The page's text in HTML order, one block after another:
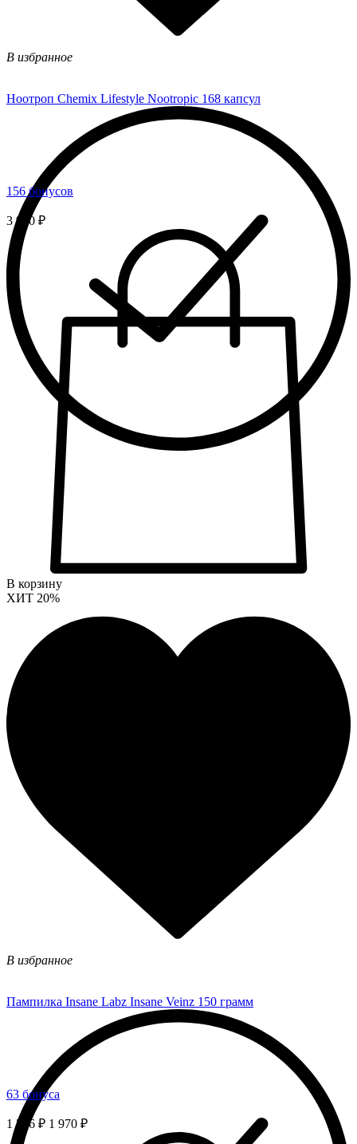
В избранное
Ноотроп Chemix Lifestyle Nootropic 168 капсул
156 бонусов
3 900 ₽
В корзину
ХИТ 20%
В избранное
Пампилка Insane Labz Insane Veinz 150 грамм
63 бонуса
1 576 ₽ 1 970 ₽